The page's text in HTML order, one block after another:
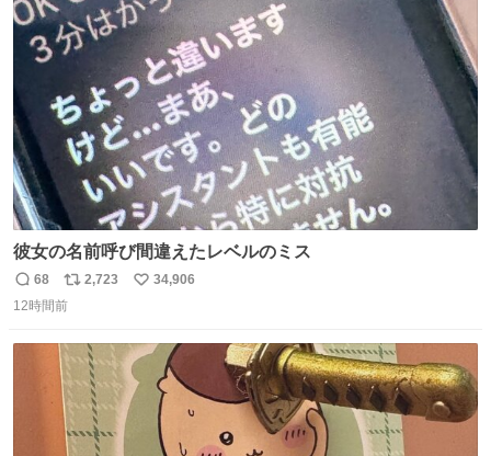
ト
数
数
彼女の名前呼び間違えたレベルのミス
返
信
68
リ
ポ
ト
数
2,723
い
数
34,906
12時間前